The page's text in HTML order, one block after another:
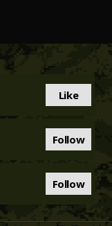
Like
Follow
Follow